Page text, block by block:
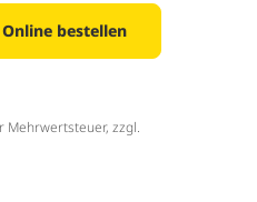
Online bestellen
Mehrwertsteuer, zzgl.